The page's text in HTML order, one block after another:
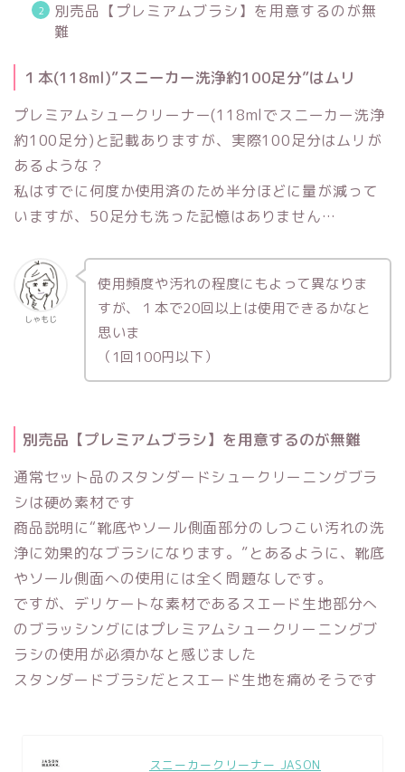
別売品【プレミアムブラシ】を用意するのが無
難
１本(118ml)”スニーカー洗浄約100足分”はムリ
プレミアムシュークリーナー(118mlでスニーカー洗浄
約100足分) と記載ありますが、実際100足分はムリが
あるような？
私はすでに何度か使用済のため半分ほどに量が減って
いますが、50足分も洗った記憶はありません…
しゃもじ
使用頻度や汚れの程度にもよって異なりま
すが、１本で20回以上は使用できるかなと
思いま
（1回100円以下）
別売品【プレミアムブラシ】を用意するのが無難
通常セット品のスタンダードシュークリーニングブラ
シは硬め素材です
商品説明に“靴底やソール側面部分のしつこい汚れの洗
浄に効果的なブラシになります。”とあるように、靴底
やソール側面への使用には全く問題なしです。
ですが、 デリケートな素材であるスエード生地部分へ
のブラッシングにはプレミアムシュークリーニングブ
ラシの使用が必須かな と感じました
スタンダードブラシだとスエード生地を痛めそうです
スニーカークリーナー JASON